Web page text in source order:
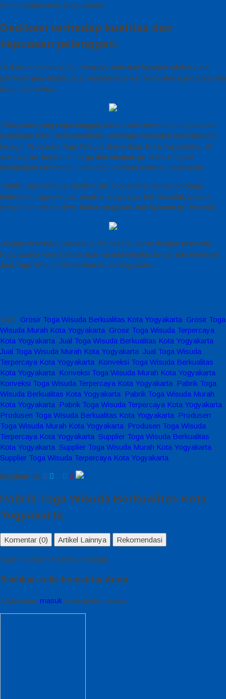
menunjukkan mutu toga wisuda.
Dedikasi terhadap kualitas dan
kepuasan pelanggan.
Di dunia konveksi toga, menjaga mutu dan layanan adalah kunci,
penyedia jasa terpercaya mempertahankan konsistensi produksi dan
terus berinovasi.
Pelayanan yang cepat tanggap dan ramah membuat pengalaman
pelanggan lebih menyenangkan, sehingga hubungan berkelanjutan
terjaga. Produsen Toga Wisuda Berkualitas Kota Yogyakarta, Di
samping itu, kejelasan harga dan tahapan produksi menjadi
keuntungan tambahan, pelanggan merasa nyaman sejak awal.
Pabrik Toga Wisuda Murah Kota Yogyakarta, Berkat berbagai
kelebihan, toga wisuda murah menjadi opsi terbaik untuk wisuda,
dengan desain modern, bahan unggulan, dan layanan profesional.
Dengan demikian, pastikan Anda bekerja sama dengan penyedia
toga wisuda yang handal agar wisuda berjalan lancar dan berkesan.
Jual Toga Wisuda Berkualitas Kota Yogyakarta,
Tags: Grosir Toga Wisuda Berkualitas Kota Yogyakarta, Grosir Toga
Wisuda Murah Kota Yogyakarta, Grosir Toga Wisuda Terpercaya
Kota Yogyakarta, Jual Toga Wisuda Berkualitas Kota Yogyakarta,
Jual Toga Wisuda Murah Kota Yogyakarta, Jual Toga Wisuda
Terpercaya Kota Yogyakarta, Konveksi Toga Wisuda Berkualitas
Kota Yogyakarta, Konveksi Toga Wisuda Murah Kota Yogyakarta,
Konveksi Toga Wisuda Terpercaya Kota Yogyakarta, Pabrik Toga
Wisuda Berkualitas Kota Yogyakarta, Pabrik Toga Wisuda Murah
Kota Yogyakarta, Pabrik Toga Wisuda Terpercaya Kota Yogyakarta,
Produsen Toga Wisuda Berkualitas Kota Yogyakarta, Produsen
Toga Wisuda Murah Kota Yogyakarta, Produsen Toga Wisuda
Terpercaya Kota Yogyakarta, Supplier Toga Wisuda Berkualitas
Kota Yogyakarta, Supplier Toga Wisuda Murah Kota Yogyakarta,
Supplier Toga Wisuda Terpercaya Kota Yogyakarta
Bagikan ke
Pabrik Toga Wisuda Berkualitas Kota
Yogyakarta
Komentar (0) Artikel Lainnya Rekomendasi
Saat ini belum tersedia komentar.
Silahkan tulis komentar Anda
Anda harus masuk untuk berkomentar.